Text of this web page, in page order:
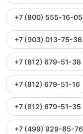
+7 (800) 555-16-05
+7 (903) 013-75-36
+7 (812) 679-51-38
+7 (812) 679-51-16
+7 (812) 679-51-35
+7 (499) 929-85-76